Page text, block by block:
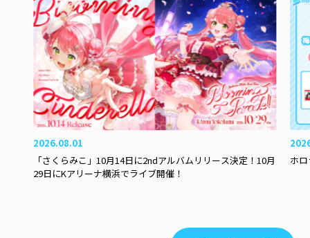
2026.08.01
「さくらみこ」10月14日に2ndアルバムリリース決定！10月
29日にKアリーナ横浜でライブ開催！
ホ